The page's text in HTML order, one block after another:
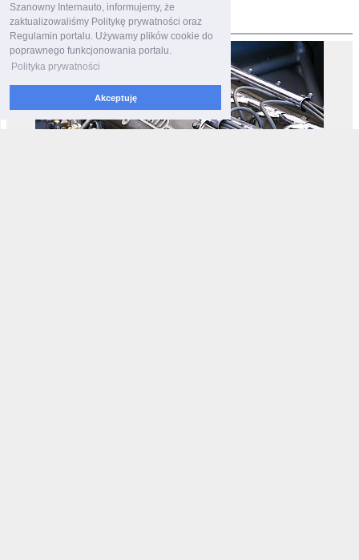
Szanowny Internauto, informujemy, że
zaktualizowaliśmy Politykę prywatności oraz
Regulamin portalu. Używamy plików cookie do
poprawnego funkcjonowania portalu.
Polityka prywatności
Akceptuję
motoryzacja